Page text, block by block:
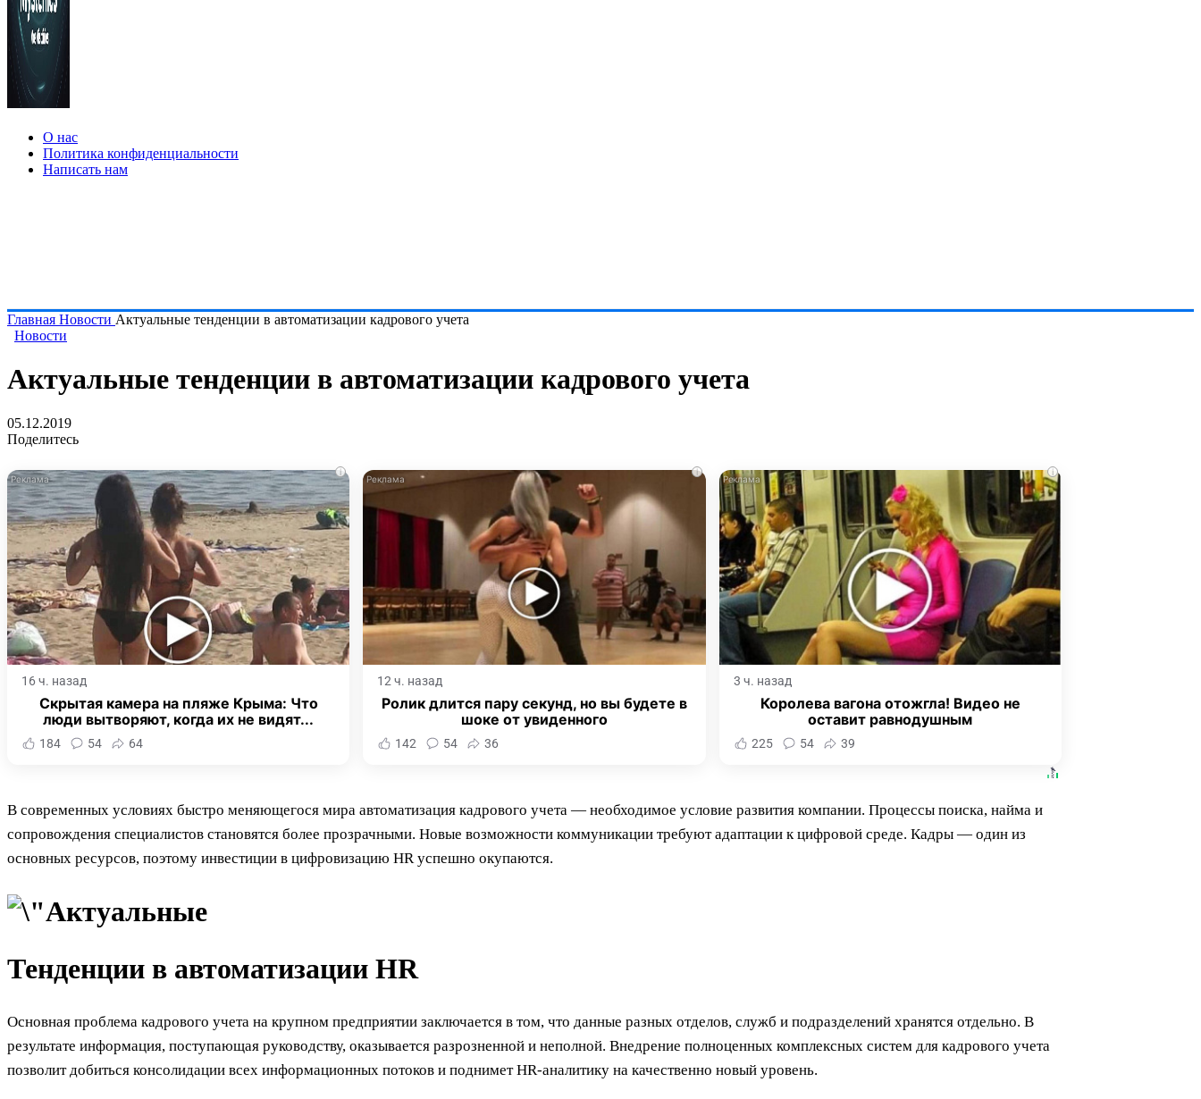
О нас
Политика конфиденциальности
Написать нам
Главная Новости Актуальные тенденции в автоматизации кадрового учета
Новости
Актуальные тенденции в автоматизации кадрового учета
05.12.2019
Поделитесь
i
16 ч. назад
Скрытая камера на пляже Крыма: Что
люди вытворяют, когда их не видят...
184 54 64
i
12 ч. назад
Ролик длится пару секунд, но вы будете в
шоке от увиденного
142 54 36
i
3 ч. назад
Королева вагона отожгла! Видео не
оставит равнодушным
225 54 39
В современных условиях быстро меняющегося мира автоматизация кадрового учета — необходимое условие развития компании. Процессы поиска, найма и
сопровождения специалистов становятся более прозрачными. Новые возможности коммуникации требуют адаптации к цифровой среде. Кадры — один из
основных ресурсов, поэтому инвестиции в цифровизацию HR успешно окупаются.
Тенденции в автоматизации HR
Основная проблема кадрового учета на крупном предприятии заключается в том, что данные разных отделов, служб и подразделений хранятся отдельно. В
результате информация, поступающая руководству, оказывается разрозненной и неполной. Внедрение полноценных комплексных систем для кадрового учета
позволит добиться консолидации всех информационных потоков и поднимет HR-аналитику на качественно новый уровень.